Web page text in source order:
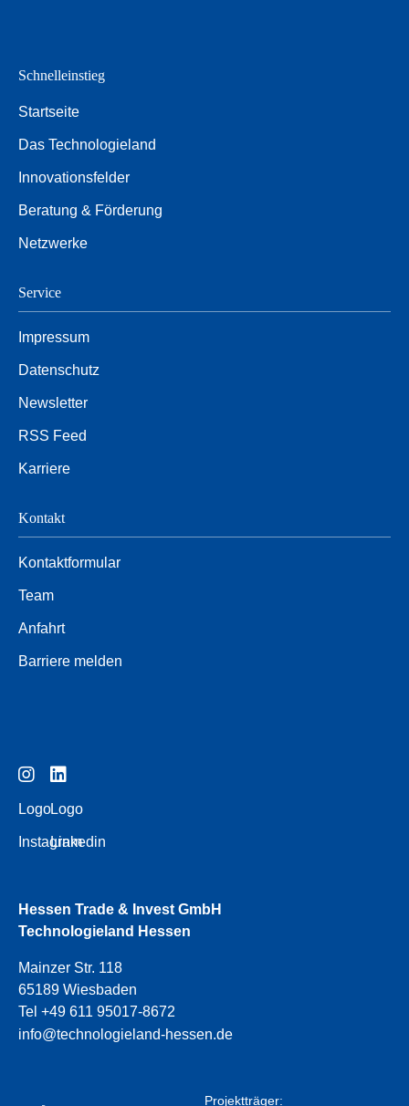
Schnelleinstieg
Startseite
Das Technologieland
Innovationsfelder
Beratung & Förderung
Netzwerke
Service
Impressum
Datenschutz
Newsletter
RSS Feed
Karriere
Kontakt
Kontaktformular
Team
Anfahrt
Barriere melden
Logo
Instagram
Logo
Linkedin
Hessen Trade & Invest GmbH
Technologieland Hessen
Mainzer Str. 118
65189 Wiesbaden
Tel +49 611 95017-8672
info@technologieland-hessen.de
Projektträger: